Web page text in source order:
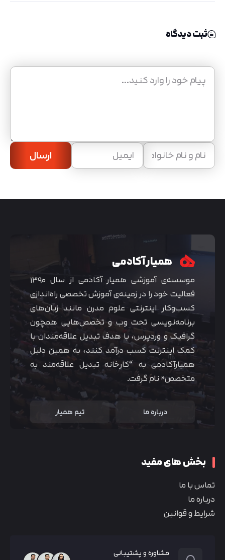
ثبت دیدگاه
ارسال
همیار آکادمی
موسسه‌ی آموزشی همیار آکادمی از سال ۱۳۹۰
فعالیت خود را در زمینه‌ی آموزش تخصصی راه‌اندازی
کسب‌و‌کار اینترنتی علوم مدرن مانند زبان‌های
برنامه‌نویسی تحت وب و تخصص‌هایی همچون
گرافیک و وردپرس، با هدف تبدیل علاقه‌مندان با
کمک اینترنت کسب درآمد کنند، به همین دلیل
همیارآکادمی به “کارخانه تبدیل علاقه‌مند به
متخصص” نام گرفت.
درباره ما تیم همیار
بخش های مفید
تماس با ما
درباره ما
شرایط و قوانین
مشاوره و پشتیبانی